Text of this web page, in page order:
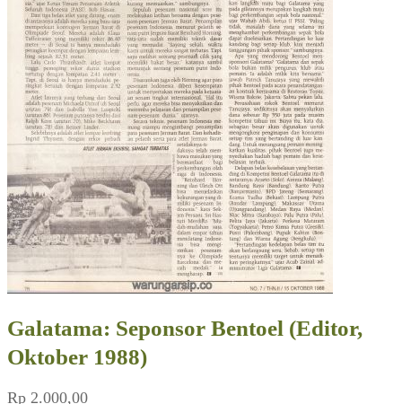
Galatama: Seponsor Bentoel (Editor,
Oktober 1988)
Rp 2.000,00